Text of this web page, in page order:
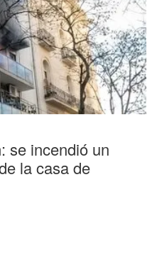
se incendió un
la casa de